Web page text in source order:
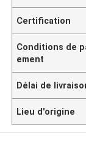
Certification
Conditions de
ement
Délai de
Lieu d'origine